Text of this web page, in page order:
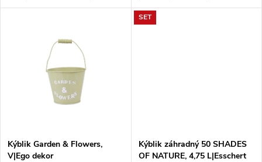
výrobkov, ktoré sú skvelým
doplnkom každej domácnosti.
Kýblik Garden & Flowers,
V|Ego dekor
SET
Kýblik záhradný 50 SHADES
OF NATURE, 4,75 L|Esschert